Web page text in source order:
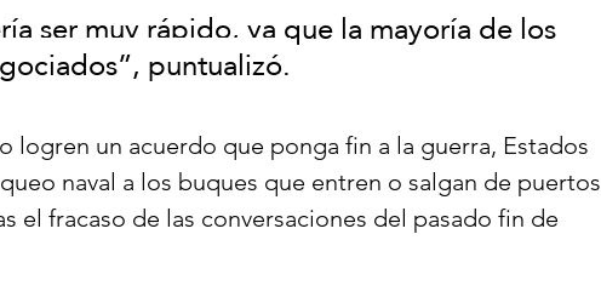
ser muy rápido, ya que la mayoría de los
puntualizó.
logren un acuerdo que ponga fin a la guerra, Estados
naval a los buques que entren o salgan de puertos
el fracaso de las conversaciones del pasado fin de